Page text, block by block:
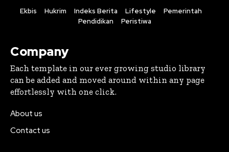
Ekbis Hukrim Indeks Berita Lifestyle
Pemerintah
Pendidikan
Peristiwa
Company
Each template in our ever growing studio library
can be added and moved around within any page
effortlessly with one click.
About us
Contact us